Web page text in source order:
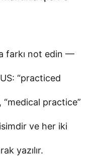
farkı not edin —
“practiced
“medical practice”
ve her iki
yazılır.